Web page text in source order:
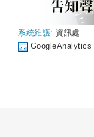
系統維護: 資訊處
GoogleAnalytics